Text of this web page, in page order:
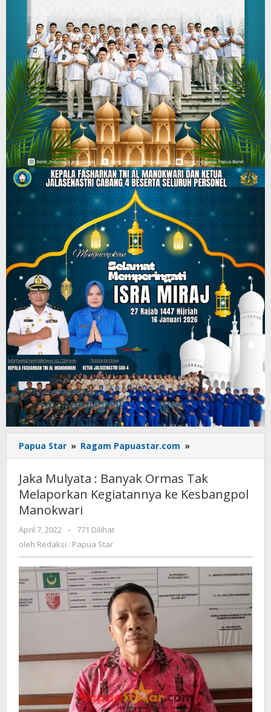
Papua Star » Ragam Papuastar.com »
Mulyata
Banyak
Ormas
Kesbangpol
Manokwari
Jaka Mulyata : Banyak Ormas Tak
Melaporkan Kegiatannya ke Kesbangpol
Manokwari
April 7, 2022
oleh
Redaksi
Star
-
771 Dilihat
oleh Redaksi : Papua Star